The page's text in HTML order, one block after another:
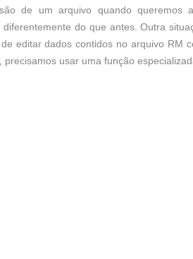
de um arquivo quando queremos
do que antes. Outra
editar dados contidos no arquivo RM
usar uma função